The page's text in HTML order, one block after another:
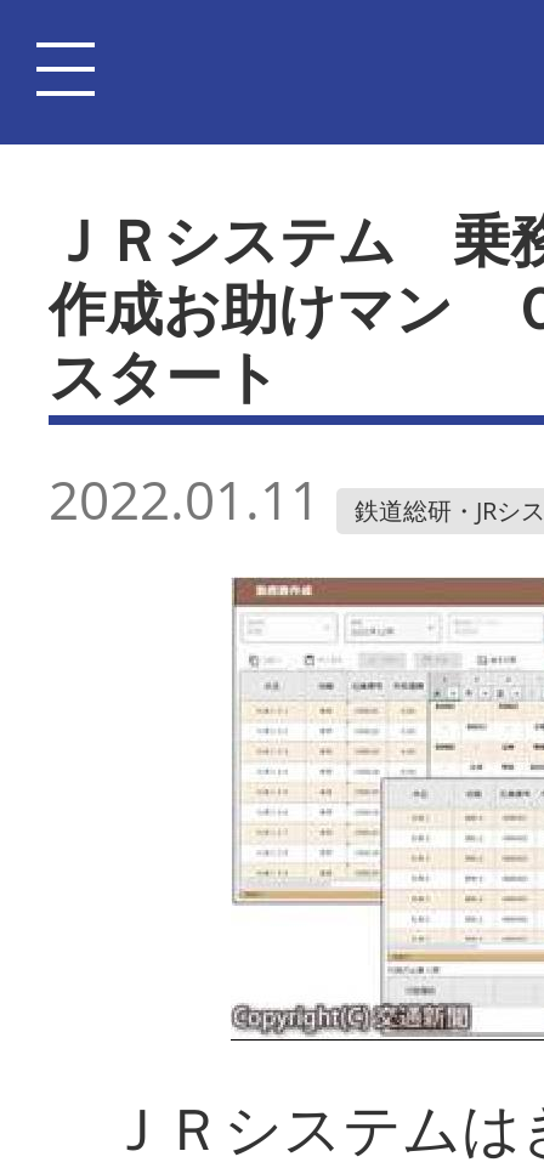
ＪＲシステム 乗
作成お助けマン
スタート
2022.01.11 鉄道総研・JRシ
ＪＲシステムは